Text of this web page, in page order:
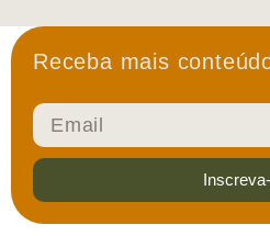
Receba mais